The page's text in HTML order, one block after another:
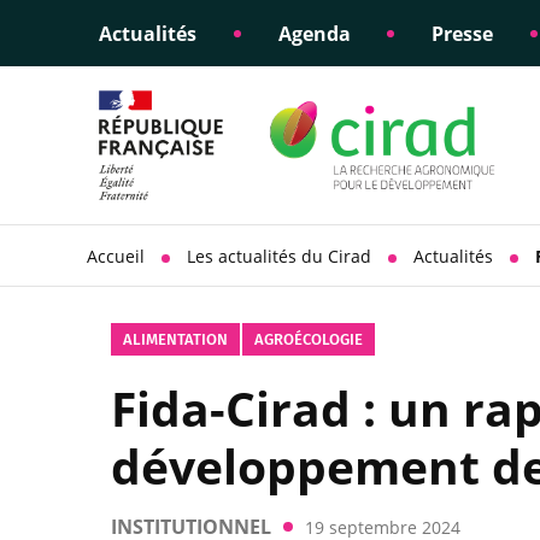
Actualités Agenda Presse
Éclairer les politiques
Appui à la
scientifique
Engagements éthiques
sociétale
Accueil Les actualités du Cirad Actualités
ALIMENTATION AGROÉCOLOGIE
Fida-Cirad : un
développement
INSTITUTIONNEL 19 septembre 2024